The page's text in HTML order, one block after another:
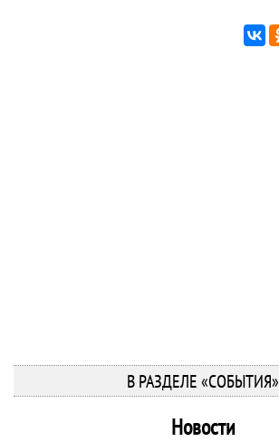
В РАЗДЕЛЕ «СОБЫТИЯ»
Новости